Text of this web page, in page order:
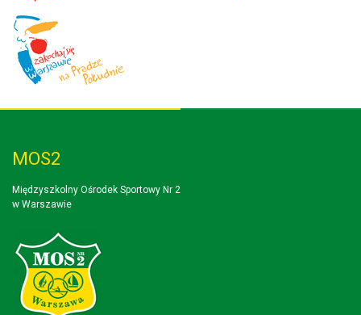
MOS2
Międzyszkolny Ośrodek Sportowy Nr 2
w Warszawie